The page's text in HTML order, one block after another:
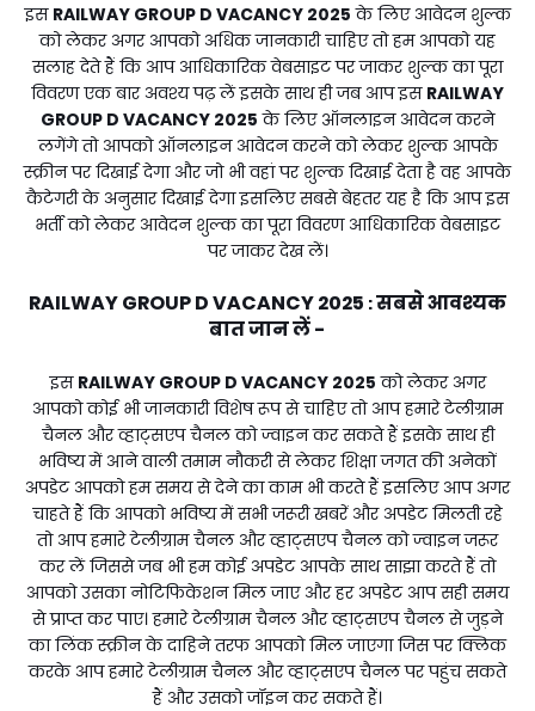
इस RAILWAY GROUP D VACANCY 2025 के लिए आवेदन शुल्क
को लेकर अगर आपको अधिक जानकारी चाहिए तो हम आपको यह
सलाह देते हैं कि आप आधिकारिक वेबसाइट पर जाकर शुल्क का पूरा
विवरण एक बार अवश्य पढ़ लें इसके साथ ही जब आप इस RAILWAY
GROUP D VACANCY 2025 के लिए ऑनलाइन आवेदन करने
लगेंगे तो आपको ऑनलाइन आवेदन करने को लेकर शुल्क आपके
स्क्रीन पर दिखाई देगा और जो भी वहां पर शुल्क दिखाई देता है वह आपके
कैटेगरी के अनुसार दिखाई देगा इसलिए सबसे बेहतर यह है कि आप इस
भर्ती को लेकर आवेदन शुल्क का पूरा विवरण आधिकारिक वेबसाइट
पर जाकर देख लें।
RAILWAY GROUP D VACANCY 2025 :सबसे आवश्यक
बात जान लें -
इस RAILWAY GROUP D VACANCY 2025 को लेकर अगर
आपको कोई भी जानकारी विशेष रूप से चाहिए तो आप हमारे टेलीग्राम
चैनल और व्हाट्सएप चैनल को ज्वाइन कर सकते हैं इसके साथ ही
भविष्य में आने वाली तमाम नौकरी से लेकर शिक्षा जगत की अनेकों
अपडेट आपको हम समय से देने का काम भी करते हैं इसलिए आप अगर
चाहते हैं कि आपको भविष्य में सभी जरूरी खबरें और अपडेट मिलती रहे
तो आप हमारे टेलीग्राम चैनल और व्हाट्सएप चैनल को ज्वाइन जरूर
कर लें जिससे जब भी हम कोई अपडेट आपके साथ साझा करते हैं तो
आपको उसका नोटिफिकेशन मिल जाए और हर अपडेट आप सही समय
से प्राप्त कर पाए। हमारे टेलीग्राम चैनल और व्हाट्सएप चैनल से जुड़ने
का लिंक स्क्रीन के दाहिने तरफ आपको मिल जाएगा जिस पर क्लिक
करके आप हमारे टेलीग्राम चैनल और व्हाट्सएप चैनल पर पहुंच सकते
हैं और उसको जॉइन कर सकते हैं।